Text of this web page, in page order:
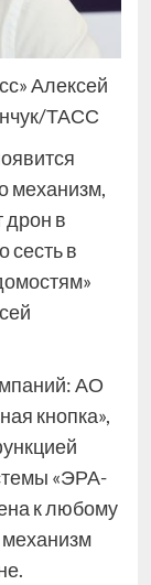
Алексей
ТАСС
механизм,
дрон в
сесть в
АО
кнопка»,
«ЭРА-
к любому
механизм